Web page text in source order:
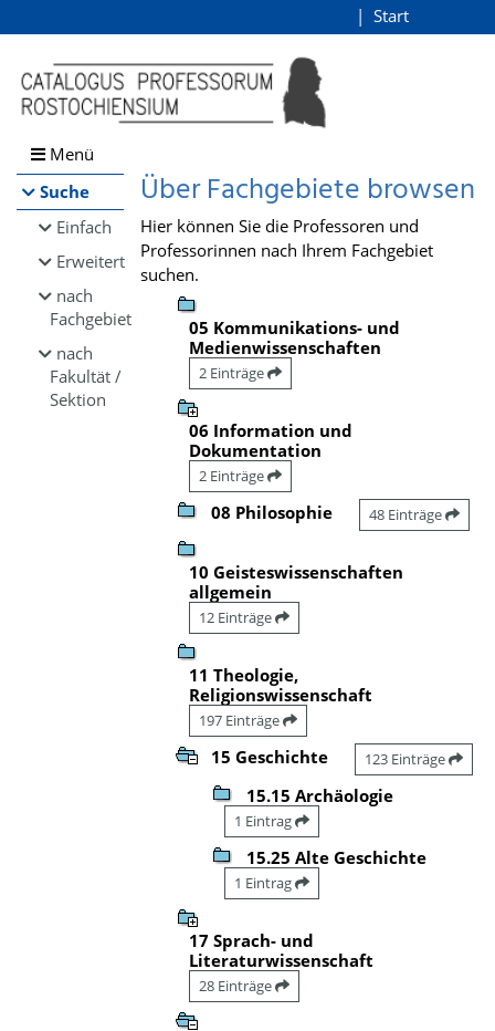
Browsen
direkt zum Inhalt
Start
Menü
Suche
Einfach
Erweitert
nach
Fachgebiet
nach
Fakultät /
Sektion
Über Fachgebiete browsen
Hier können Sie die Professoren und
Professorinnen nach Ihrem Fachgebiet
suchen.
05 Kommunikations- und
Medienwissenschaften
2 Einträge
06 Information und
Dokumentation
2 Einträge
08 Philosophie 48 Einträge
10 Geisteswissenschaften
allgemein
12 Einträge
11 Theologie,
Religionswissenschaft
197 Einträge
15 Geschichte 123 Einträge
15.15 Archäologie
1 Eintrag
15.25 Alte Geschichte
1 Eintrag
17 Sprach- und
Literaturwissenschaft
28 Einträge